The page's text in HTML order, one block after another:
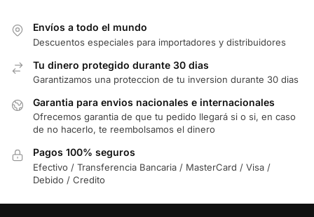
Envíos a todo el mundo
Descuentos especiales para importadores y distribuidores
Tu dinero protegido durante 30 dias
Garantizamos una proteccion de tu inversion durante 30 dias
Garantia para envios nacionales e internacionales
Ofrecemos garantia de que tu pedido llegará si o si, en caso
de no hacerlo, te reembolsamos el dinero
Pagos 100% seguros
Efectivo / Transferencia Bancaria / MasterCard / Visa /
Debido / Credito